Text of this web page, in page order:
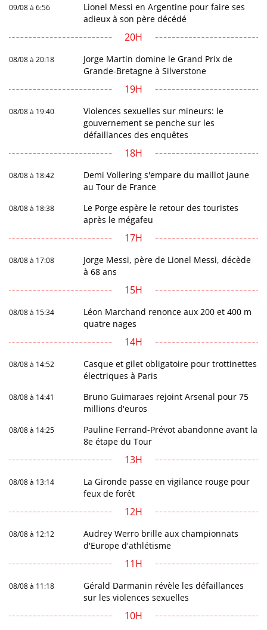
09/08 à 6:56
Lionel Messi en Argentine pour faire ses
adieux à son père décédé
20H
08/08 à 20:18
Jorge Martin domine le Grand Prix de
Grande-Bretagne à Silverstone
19H
08/08 à 19:40
Violences sexuelles sur mineurs: le
gouvernement se penche sur les
défaillances des enquêtes
18H
08/08 à 18:42
Demi Vollering s'empare du maillot jaune
au Tour de France
08/08 à 18:38
Le Porge espère le retour des touristes
après le mégafeu
17H
08/08 à 17:08
Jorge Messi, père de Lionel Messi, décède
à 68 ans
15H
08/08 à 15:34
Léon Marchand renonce aux 200 et 400 m
quatre nages
14H
08/08 à 14:52
Casque et gilet obligatoire pour trottinettes
électriques à Paris
08/08 à 14:41
Bruno Guimaraes rejoint Arsenal pour 75
millions d'euros
08/08 à 14:25
Pauline Ferrand-Prévot abandonne avant la
8e étape du Tour
13H
08/08 à 13:14
La Gironde passe en vigilance rouge pour
feux de forêt
12H
08/08 à 12:12
Audrey Werro brille aux championnats
d'Europe d'athlétisme
11H
08/08 à 11:18
Gérald Darmanin révèle les défaillances
sur les violences sexuelles
10H